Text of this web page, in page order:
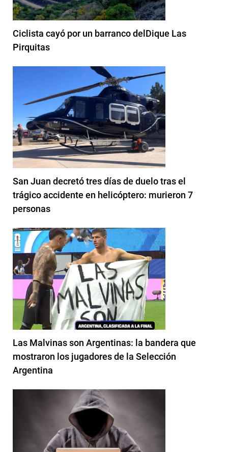
Ciclista cayó por un barranco delDique Las
Pirquitas
San Juan decretó tres días de duelo tras el
trágico accidente en helicóptero: murieron 7
personas
Las Malvinas son Argentinas: la bandera que
mostraron los jugadores de la Selección
Argentina